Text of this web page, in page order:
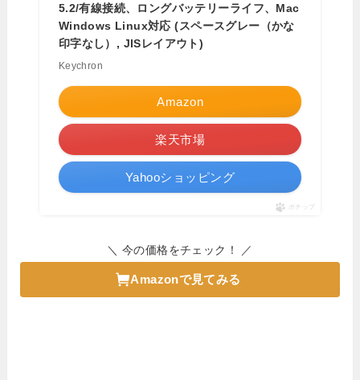
5.2/有線接続、ロングバッテリーライフ、Mac
Windows Linux対応 (スペースグレー（かな
印字なし）, JISレイアウト)
Keychron
Amazon
楽天市場
Yahooショッピング
ポチップ
＼ 今の価格をチェック！ ／
Amazonで見てみる